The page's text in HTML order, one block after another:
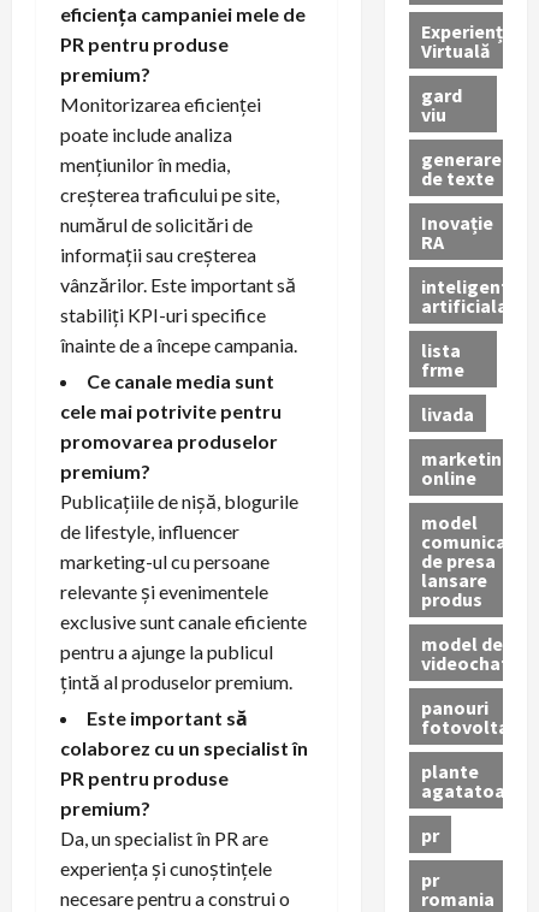
eficiența campaniei mele de
PR pentru produse
premium?
Monitorizarea eficienței
poate include analiza
mențiunilor în media,
creșterea traficului pe site,
numărul de solicitări de
informații sau creșterea
vânzărilor. Este important să
stabiliți KPI-uri specifice
înainte de a începe campania.
Ce canale media sunt
cele mai potrivite pentru
promovarea produselor
premium?
Publicațiile de nișă, blogurile
de lifestyle, influencer
marketing-ul cu persoane
relevante și evenimentele
exclusive sunt canale eficiente
pentru a ajunge la publicul
țintă al produselor premium.
Este important să
colaborez cu un specialist în
PR pentru produse
premium?
Da, un specialist în PR are
experiența și cunoștințele
necesare pentru a construi o
Experiență
Virtuală
gard
viu
generare
de texte
Inovație
RA
inteligenta
artificiala
lista
frme
livada
marketing
online
model
comunicat
de presa
lansare
produs
model de
videochat
panouri
fotovoltaice
plante
agatatoare
pr
pr
romania